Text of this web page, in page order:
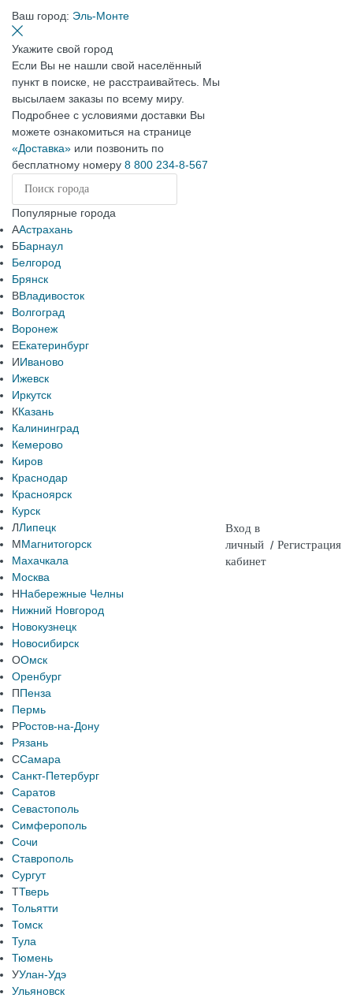
Ваш город: Эль-Монте
Укажите свой город
Если Вы не нашли свой населённый
пункт в поиске, не расстраивайтесь. Мы
высылаем заказы по всему миру.
Подробнее с условиями доставки Вы
можете ознакомиться на странице
«Доставка» или позвонить по
бесплатному номеру 8 800 234-8-567
Популярные города
ААстрахань
ББарнаул
Белгород
Брянск
ВВладивосток
Волгоград
Воронеж
ЕЕкатеринбург
ИИваново
Ижевск
Иркутск
ККазань
Калининград
Кемерово
Киров
Краснодар
Красноярск
Курск
ЛЛипецк
ММагнитогорск
Махачкала
Москва
ННабережные Челны
Нижний Новгород
Новокузнецк
Новосибирск
ООмск
Оренбург
ППенза
Пермь
РРостов-на-Дону
Рязань
ССамара
Санкт-Петербург
Саратов
Севастополь
Симферополь
Сочи
Ставрополь
Сургут
ТТверь
Тольятти
Томск
Тула
Тюмень
УУлан-Удэ
Ульяновск
Вход в
личный
кабинет
/ Регистрация